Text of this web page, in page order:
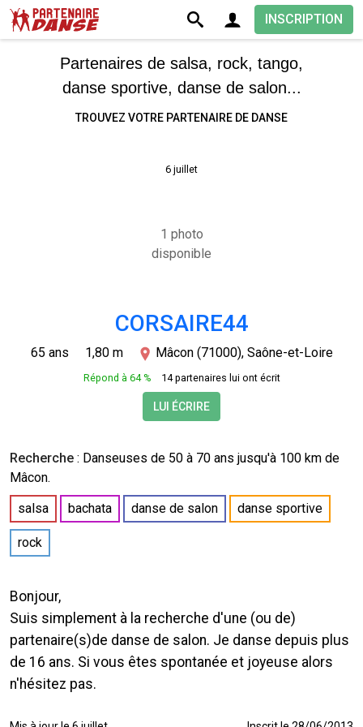
INSCRIPTION
Partenaires de salsa, rock, tango,
danse sportive, danse de salon...
TROUVEZ VOTRE PARTENAIRE DE DANSE
6 juillet
1 photo
disponible
CORSAIRE44
65 ans 1,80 m Mâcon (71000), Saône-et-Loire
Répond à 64 % 14 partenaires lui ont écrit
LUI ÉCRIRE
Recherche : Danseuses de 50 à 70 ans jusqu'à 100 km de
Mâcon.
salsa
bachata danse de salon danse sportive
rock
Bonjour,
Suis simplement à la recherche d'une (ou de)
partenaire(s)de danse de salon. Je danse depuis plus
de 16 ans. Si vous êtes spontanée et joyeuse alors
n'hésitez pas.